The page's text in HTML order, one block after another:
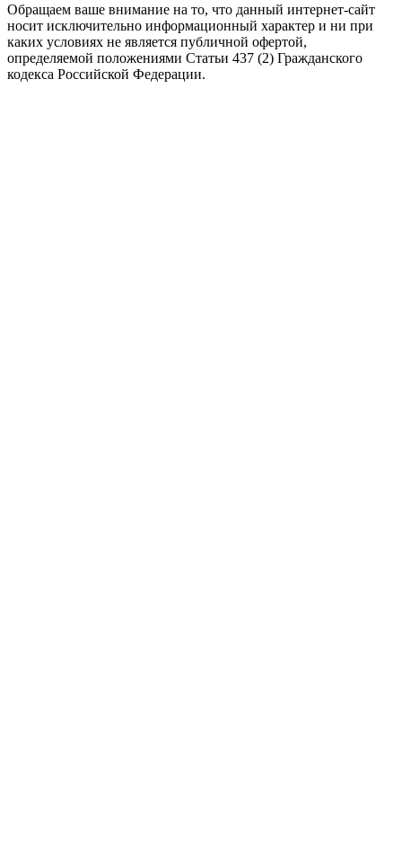
Обращаем ваше внимание на то, что данный интернет-сайт
носит исключительно информационный характер и ни при
каких условиях не является публичной офертой,
определяемой положениями Статьи 437 (2) Гражданского
кодекса Российской Федерации.